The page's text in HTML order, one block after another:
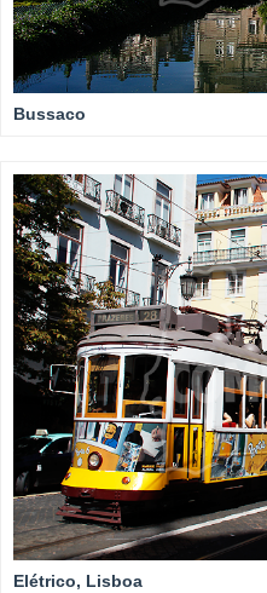
Bussaco
Elétrico, Lisboa